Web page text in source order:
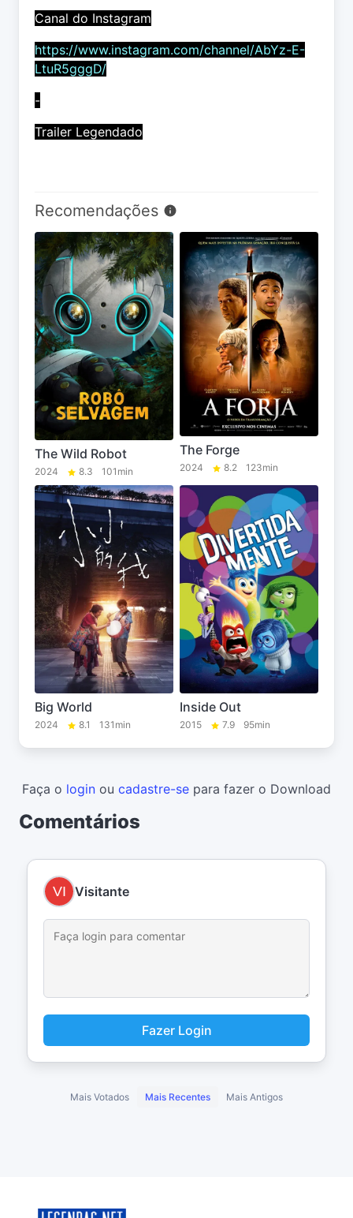
Canal do Instagram
https://www.instagram.com/channel/AbYz-E-
LtuR5gggD/
-
Trailer Legendado
Recomendações
The Wild Robot
2024 8.3 101min
The Forge
2024 8.2 123min
Big World
2024 8.1 131min
Inside Out
2015 7.9 95min
Faça o login ou cadastre-se para fazer o Download
Comentários
Visitante
Fazer Login
Mais Votados Mais Recentes Mais Antigos